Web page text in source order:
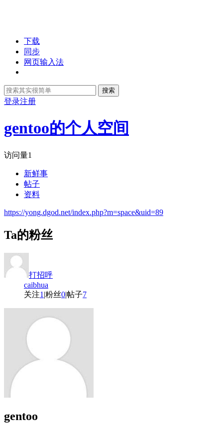
下载
同步
网页输入法
搜索
登录注册
gentoo的个人空间
访问量1
新鲜事
帖子
资料
https://yong.dgod.net/index.php?m=space&uid=89
Ta的粉丝
打招呼
caibhua
关注1 |粉丝0|帖子7
gentoo